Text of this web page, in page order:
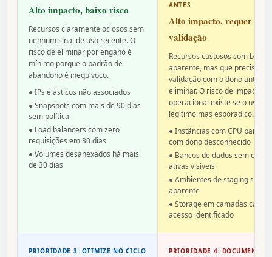
Alto impacto, baixo risco
Recursos claramente ociosos sem
nenhum sinal de uso recente. O
risco de eliminar por engano é
mínimo porque o padrão de
abandono é inequívoco.
● IPs elásticos não associados
● Snapshots com mais de 90 dias
sem política
● Load balancers com zero
requisições em 30 dias
● Volumes desanexados há mais
de 30 dias
ANTES
Alto impacto, requer
validação
Recursos custosos com baixo
aparente, mas que precisam
validação com o dono antes
eliminar. O risco de impacto
operacional existe se o uso for
legítimo mas esporádico.
● Instâncias com CPU baixo
com dono desconhecido
● Bancos de dados sem
ativas visíveis
● Ambientes de staging sem
aparente
● Storage em camadas caras
acesso identificado
PRIORIDADE 3: OTIMIZE NO CICLO
PRIORIDADE 4: DOCUMENTE E